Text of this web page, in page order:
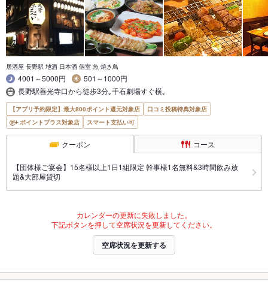
居酒屋 長野駅 地酒 日本酒 個室 魚 焼き鳥
4001～5000円
501～1000円
長野駅善光寺口から徒歩3分｡千石劇場すぐ横｡
【アプリ予約限定】最大800ポイント還元対象店
口コミ投稿特典対象店
ポイントプラス対象店
スマート支払い可
クーポン コース
【団体様ご宴会】15名様以上1日1組限定 幹事様1名無料&3時間飲み放
題&大部屋貸切
カレンダーの更新に失敗しました。
下記ボタンを押して空席状況を更新してください。
空席状況を更新する